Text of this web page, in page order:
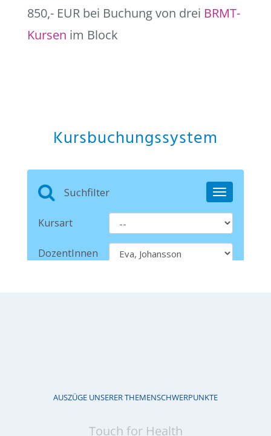
850,- EUR bei Buchung von drei BRMT-
Kursen im Block
Kursbuchungssystem
AUSZÜGE UNSERER THEMENSCHWERPUNKTE
Touch for Health